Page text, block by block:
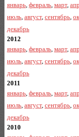
январь, февраль, март,
июль, август, сентябрь,
декабрь
2012
январь, февраль, март,
июль, август, сентябрь,
декабрь
2011
январь, февраль, март,
июль, август, сентябрь,
декабрь
2010